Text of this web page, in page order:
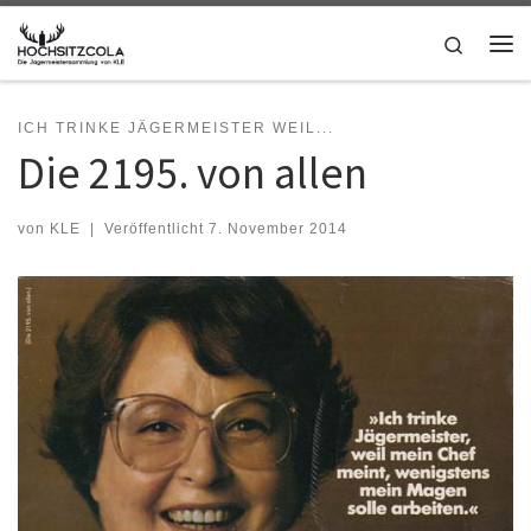
Zum Inhalt springen
Search
ICH TRINKE JÄGERMEISTER WEIL...
Die 2195. von allen
von KLE Veröffentlicht 7. November 2014